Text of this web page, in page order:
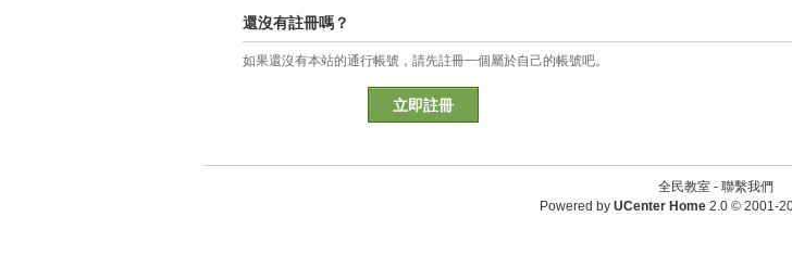
還沒有註冊嗎？
如果還沒有本站的通行帳號，請先註冊一個屬於自己的帳號吧。
立即註冊
全民教室 - 聯繫我們
Powered by UCenter Home 2.0© 2001-